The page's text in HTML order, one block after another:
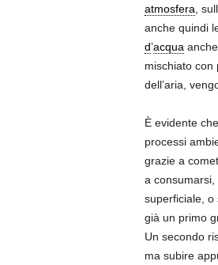
atmosfera ,
anche quindi
d’acqua
mischiato con
dell’aria,
È evidente
processi
grazie a
a consumarsi,
superficiale, o
già un primo
Un secondo
ma subire